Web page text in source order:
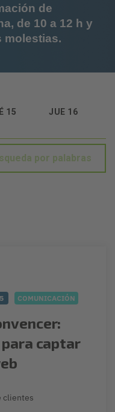
de
de 10 a 12 h y
molestias.
15 JUE 16
COMUNICACIÓN
captar
clientes